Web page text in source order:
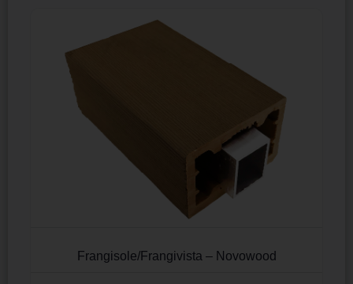
Frangisole/Frangivista – Novowood